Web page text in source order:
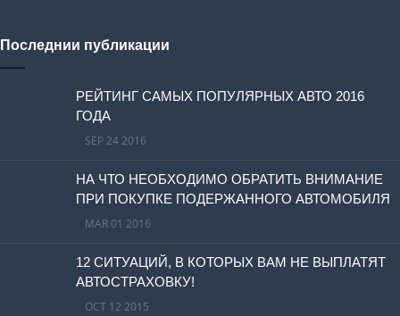
Последнии публикации
РЕЙТИНГ САМЫХ ПОПУЛЯРНЫХ АВТО 2016
ГОДА
SEP 24 2016
НА ЧТО НЕОБХОДИМО ОБРАТИТЬ ВНИМАНИЕ
ПРИ ПОКУПКЕ ПОДЕРЖАННОГО АВТОМОБИЛЯ
MAR 01 2016
12 СИТУАЦИЙ, В КОТОРЫХ ВАМ НЕ ВЫПЛАТЯТ
АВТОСТРАХОВКУ!
OCT 12 2015